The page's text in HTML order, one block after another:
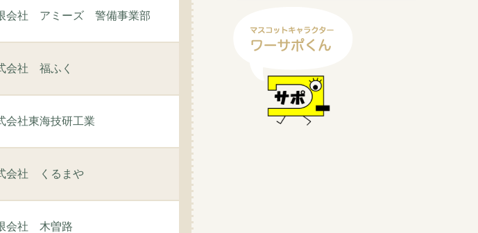
会社 アミーズ 警備事業部
会社 福ふく
会社東海技研工業
会社 くるまや
会社 木曽路